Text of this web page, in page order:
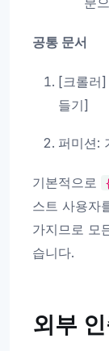
공통 문서
[크롤러
들기]
퍼미션:
기본적으로
스트 사용자
가지므로 모
습니다.
외부